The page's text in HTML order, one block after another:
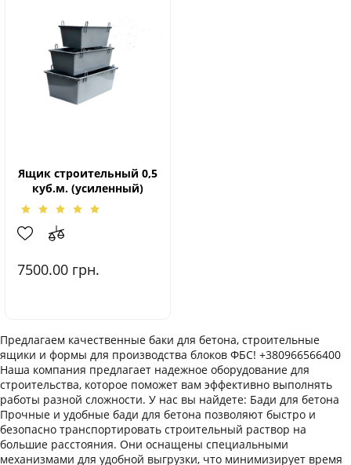
Ящик строительный 0,5
куб.м. (усиленный)
7500.00 грн.
Предлагаем качественные баки для бетона, строительные
ящики и формы для производства блоков ФБС! +380966566400
Наша компания предлагает надежное оборудование для
строительства, которое поможет вам эффективно выполнять
работы разной сложности. У нас вы найдете: Бади для бетона
Прочные и удобные бади для бетона позволяют быстро и
безопасно транспортировать строительный раствор на
большие расстояния. Они оснащены специальными
механизмами для удобной выгрузки, что минимизирует время